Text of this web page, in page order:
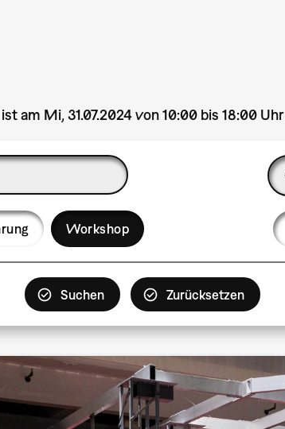
am Mi, 31.07.2024 von 10:00 bis 18:00
Workshop